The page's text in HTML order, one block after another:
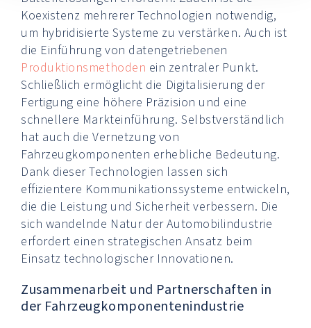
Koexistenz mehrerer Technologien notwendig,
um hybridisierte Systeme zu verstärken. Auch ist
die Einführung von datengetriebenen
Produktionsmethoden ein zentraler Punkt.
Schließlich ermöglicht die Digitalisierung der
Fertigung eine höhere Präzision und eine
schnellere Markteinführung. Selbstverständlich
hat auch die Vernetzung von
Fahrzeugkomponenten erhebliche Bedeutung.
Dank dieser Technologien lassen sich
effizientere Kommunikationssysteme entwickeln,
die die Leistung und Sicherheit verbessern. Die
sich wandelnde Natur der Automobilindustrie
erfordert einen strategischen Ansatz beim
Einsatz technologischer Innovationen.
Zusammenarbeit und Partnerschaften in
der Fahrzeugkomponentenindustrie